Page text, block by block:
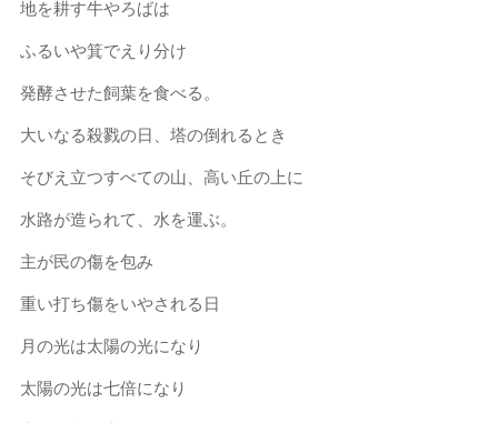
地を耕す牛やろばは
ふるいや箕でえり分け
発酵させた飼葉を食べる。
大いなる殺戮の日、塔の倒れるとき
そびえ立つすべての山、高い丘の上に
水路が造られて、水を運ぶ。
主が民の傷を包み
重い打ち傷をいやされる日
月の光は太陽の光になり
太陽の光は七倍になり